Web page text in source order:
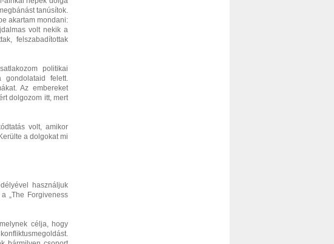
tanúsítok.
akartam mondani:
volt nekik a
felszabadítottak
politikai
felett.
Az embereket
dolgozom itt, mert
volt, amikor
a dolgokat mi
használjuk
„The Forgiveness
célja, hogy